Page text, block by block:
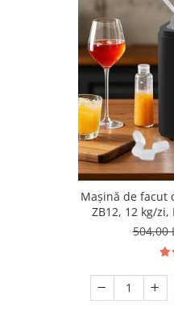
Mașină de facut
ZB12, 12 kg/zi,
Tactil,504,00